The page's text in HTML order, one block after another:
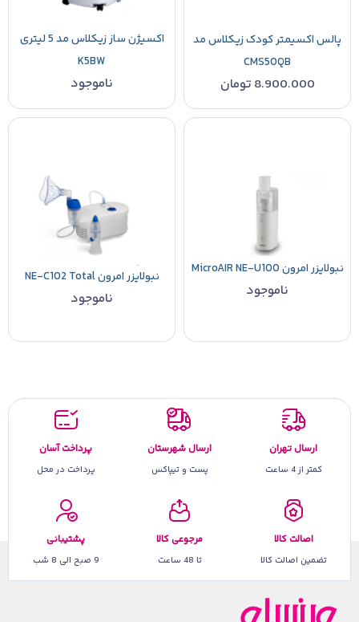
پالس اکسیمتر کودک زیکلاس مد
CMS50QB
8.900.000 تومان
اکسیژن ساز زیکلاس مد 5 لیتری
K5BW
ناموجود
نبولایزر امرون MicroAIR NE-U100
ناموجود
نبولایزر امرون NE-C102 Total
ناموجود
ارسال تهران
کمتر از 4 ساعت
ارسال شهرستان
پست و تیپاکس
پرداخت آسان
پرداخت در محل
اصالت کالا
تضمین اصالت کالا
مرجوعی کالا
تا 48 ساعت
پشتیبانی
9 صبح الی 8 شب